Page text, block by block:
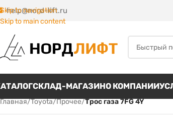
Skip to navigation
Skip to main content
help@nord-lift.ru
СКЛАД-МАГАЗИНО КОМПАНИИ
Главная/Toyota/Прочее/Трос газа 7FG 4Y